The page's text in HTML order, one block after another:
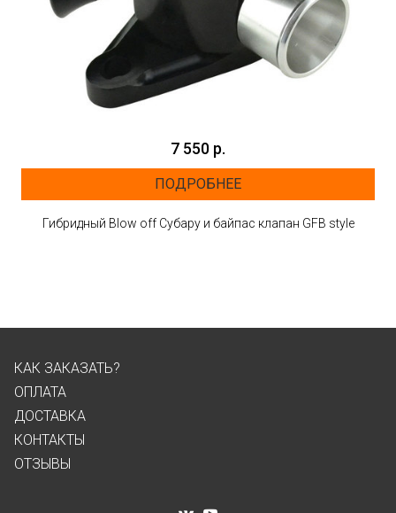
7 550 р.
ПОДРОБНЕЕ
Гибридный Blow off Субару и байпас клапан GFB style
КАК ЗАКАЗАТЬ?
ОПЛАТА
ДОСТАВКА
КОНТАКТЫ
ОТЗЫВЫ